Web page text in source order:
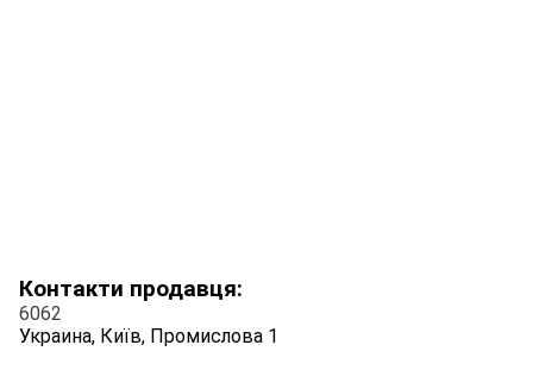
Контакти продавця:
6062
Украина, Київ, Промислова 1